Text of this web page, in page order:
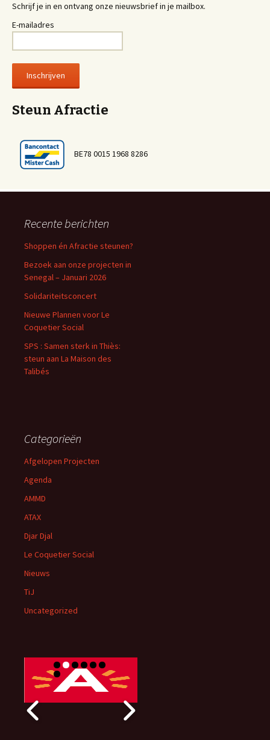
Schrijf je in en ontvang onze nieuwsbrief in je mailbox.
E-mailadres
Steun Afractie
BE78 0015 1968 8286
Recente berichten
Shoppen én Afractie steunen?
Bezoek aan onze projecten in
Senegal – Januari 2026
Solidariteitsconcert
Nieuwe Plannen voor Le
Coquetier Social
SPS : Samen sterk in Thiès:
steun aan La Maison des
Talibés
Categorieën
Afgelopen Projecten
Agenda
AMMD
ATAX
Djar Djal
Le Coquetier Social
Nieuws
TiJ
Uncategorized